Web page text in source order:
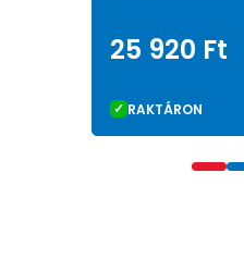
25 920 Ft
RAKTÁRON